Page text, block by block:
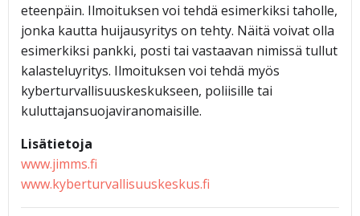
eteenpäin. Ilmoituksen voi tehdä esimerkiksi taholle,
jonka kautta huijausyritys on tehty. Näitä voivat olla
esimerkiksi pankki, posti tai vastaavan nimissä tullut
kalasteluyritys. Ilmoituksen voi tehdä myös
kyberturvallisuuskeskukseen, poliisille tai
kuluttajansuojaviranomaisille.
Lisätietoja
www.jimms.fi
www.kyberturvallisuuskeskus.fi